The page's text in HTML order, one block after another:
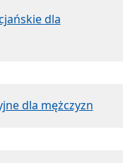
dla
dla mężczyzn